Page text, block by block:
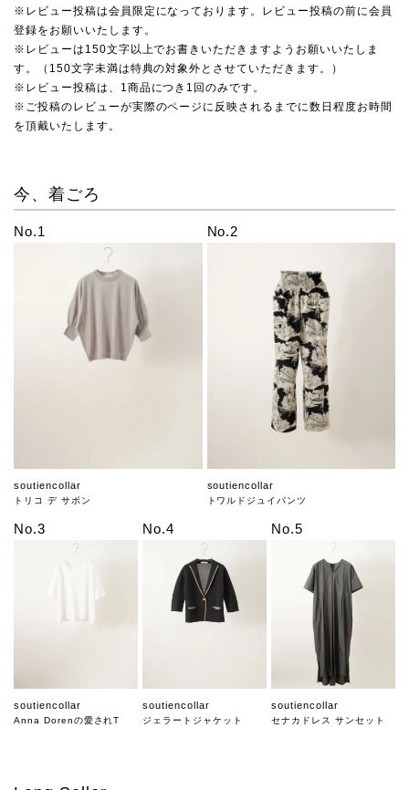
※レビュー投稿は会員限定になっております。レビュー投稿の前に会員
登録をお願いいたします。
※レビューは150文字以上でお書きいただきますようお願いいたしま
す。（150文字未満は特典の対象外とさせていただきます。）
※レビュー投稿は、1商品につき1回のみです。
※ご投稿のレビューが実際のページに反映されるまでに数日程度お時間
を頂戴いたします。
今、着ごろ
No.1
soutiencollar
トリコ デ サボン
No.2
soutiencollar
トワルドジュイパンツ
No.3
soutiencollar
Anna Dorenの愛されT
No.4
soutiencollar
ジェラートジャケット
No.5
soutiencollar
セナカドレス サンセット